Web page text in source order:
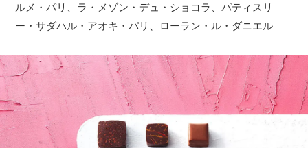
ルメ・パリ、ラ・メゾン・デュ・ショコラ、パティスリ
ー・サダハル・アオキ・パリ、ローラン・ル・ダニエル